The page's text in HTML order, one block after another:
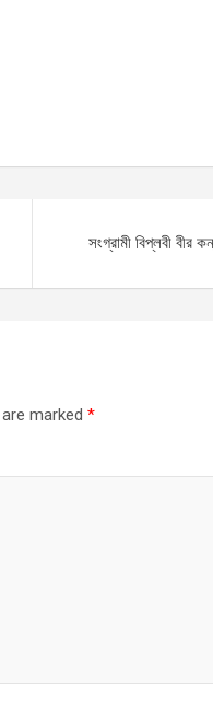
সংগ্রামী বিপ্লবী বীর
marked *